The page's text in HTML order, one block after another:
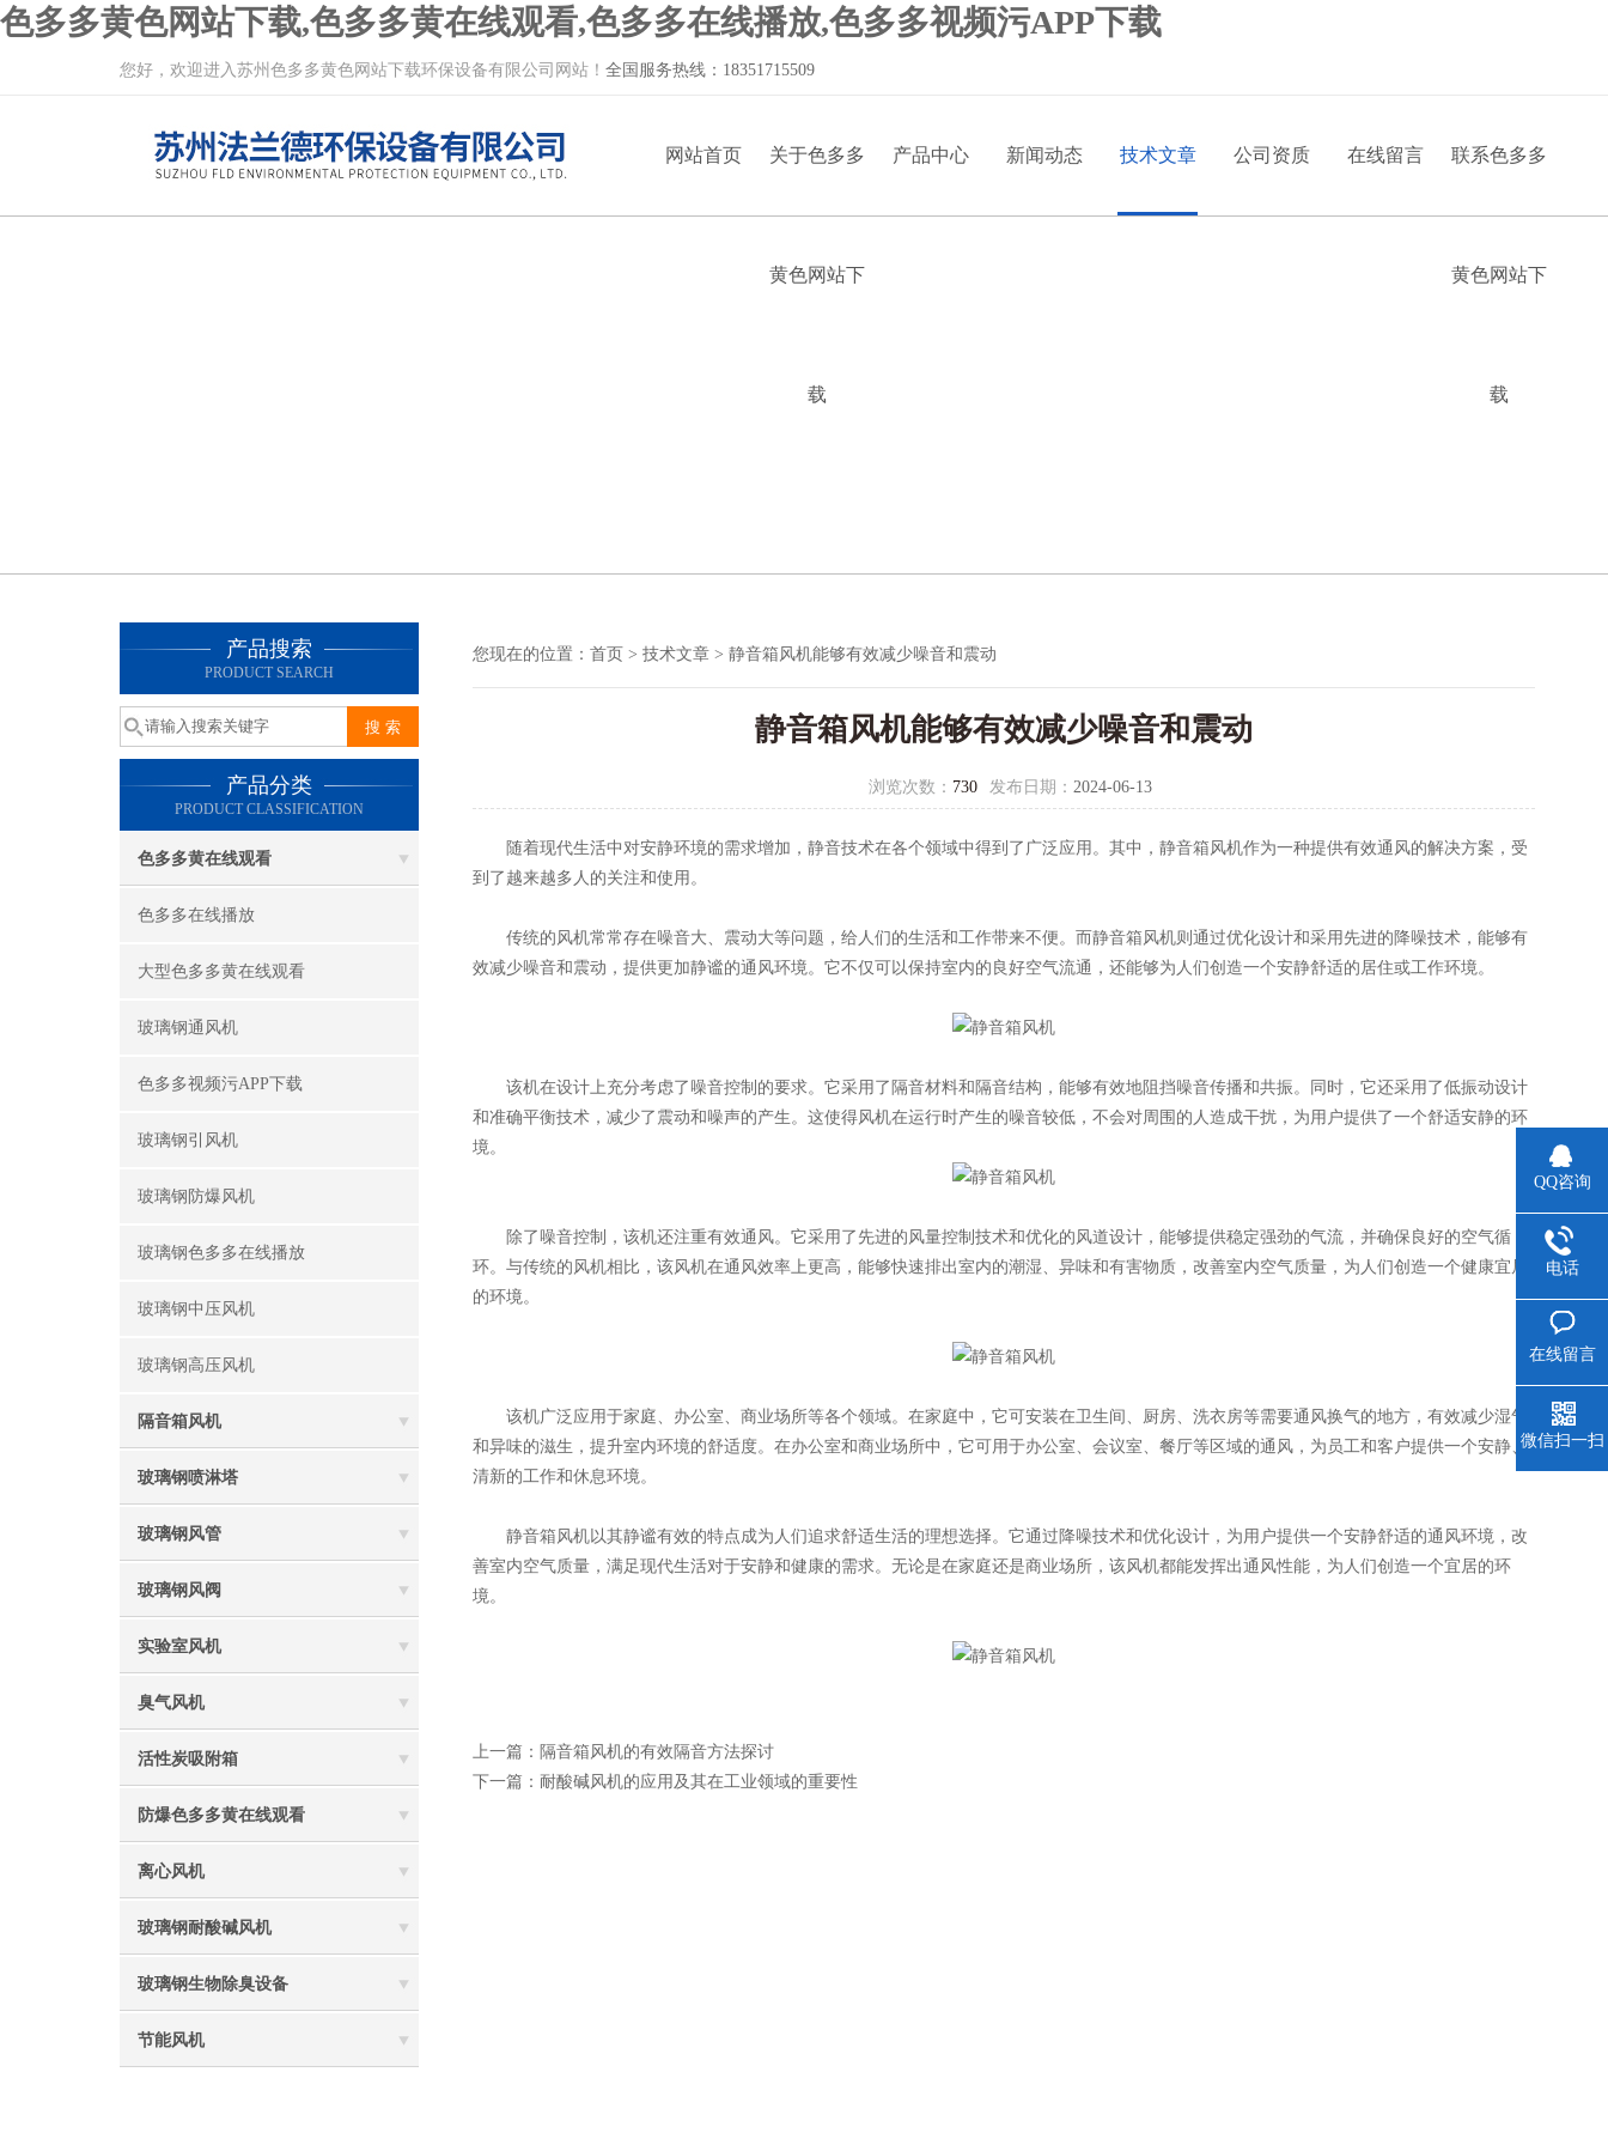
色多多黄色网站下载,色多多黄在线观看,色多多在线播放,色多多视频污APP下载
您好，欢迎进入苏州色多多黄色网站下载环保设备有限公司网站！ 全国服务热线： 18351715509
网站首页 关于色多多
黄色网站下
载
产品中心 新闻动态 技术文章 公司资质 在线留言 联系色多多
黄色网站下
载
产品搜索
PRODUCT SEARCH
产品分类
PRODUCT CLASSIFICATION
色多多黄在线观看
色多多在线播放
大型色多多黄在线观看
玻璃钢通风机
色多多视频污APP下载
玻璃钢引风机
玻璃钢防爆风机
玻璃钢色多多在线播放
玻璃钢中压风机
玻璃钢高压风机
隔音箱风机
玻璃钢喷淋塔
玻璃钢风管
玻璃钢风阀
实验室风机
臭气风机
活性炭吸附箱
防爆色多多黄在线观看
离心风机
玻璃钢耐酸碱风机
玻璃钢生物除臭设备
节能风机
您现在的位置： 首页 > 技术文章 > 静音箱风机能够有效减少噪音和震动
静音箱风机能够有效减少噪音和震动
浏览次数： 730 发布日期： 2024-06-13
随着现代生活中对安静环境的需求增加，静音技术在各个领域中得到了广泛应用。其中， 静音箱风机作为一种提供有效通风的解决方案，受
到了越来越多人的关注和使用。
传统的风机常常存在噪音大、震动大等问题，给人们的生活和工作带来不便。而静音箱风机则通过优化设计和采用先进的降噪技术，能够有
效减少噪音和震动，提供更加静谧的通风环境。它不仅可以保持室内的良好空气流通，还能够为人们创造一个安静舒适的居住或工作环境。
该机在设计上充分考虑了噪音控制的要求。它采用了隔音材料和隔音结构，能够有效地阻挡噪音传播和共振。同时，它还采用了低振动设计
和准确平衡技术，减少了震动和噪声的产生。这使得风机在运行时产生的噪音较低，不会对周围的人造成干扰，为用户提供了一个舒适安静的环
境。
除了噪音控制，该机还注重有效通风。它采用了先进的风量控制技术和优化的风道设计，能够提供稳定强劲的气流，并确保良好的空气循
环。与传统的风机相比，该风机在通风效率上更高，能够快速排出室内的潮湿、异味和有害物质，改善室内空气质量，为人们创造一个健康宜居
的环境。
该机广泛应用于家庭、办公室、商业场所等各个领域。在家庭中，它可安装在卫生间、厨房、洗衣房等需要通风换气的地方，有效减少湿气
和异味的滋生，提升室内环境的舒适度。在办公室和商业场所中，它可用于办公室、会议室、餐厅等区域的通风，为员工和客户提供一个安静、
清新的工作和休息环境。
静音箱风机以其静谧有效的特点成为人们追求舒适生活的理想选择。它通过降噪技术和优化设计，为用户提供一个安静舒适的通风环境，改
善室内空气质量，满足现代生活对于安静和健康的需求。无论是在家庭还是商业场所，该风机都能发挥出通风性能，为人们创造一个宜居的环
境。
上一篇： 隔音箱风机的有效隔音方法探讨
下一篇： 耐酸碱风机的应用及其在工业领域的重要性
QQ咨询
电话
在线留言
微信扫一扫